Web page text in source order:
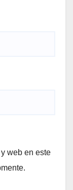
web en este